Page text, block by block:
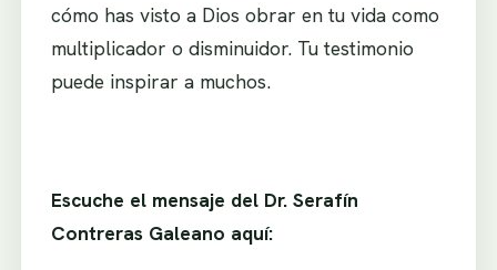
cómo has visto a Dios obrar en tu vida como
multiplicador o disminuidor. Tu testimonio
puede inspirar a muchos.
Escuche el mensaje del Dr. Serafín
Contreras Galeano aquí: